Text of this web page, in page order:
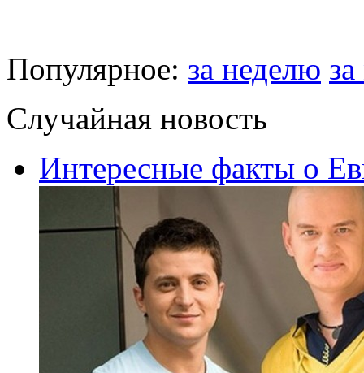
Популярное: за неделю
Случайная новость
Интересные факты о